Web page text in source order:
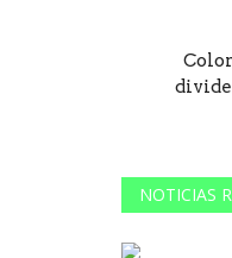
divide
NOTICIAS